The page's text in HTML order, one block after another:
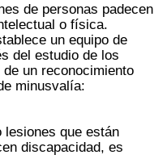
de personas padecen
o física.
un equipo de
del estudio de los
un reconocimiento
minusvalía:
lesiones que están
discapacidad, es